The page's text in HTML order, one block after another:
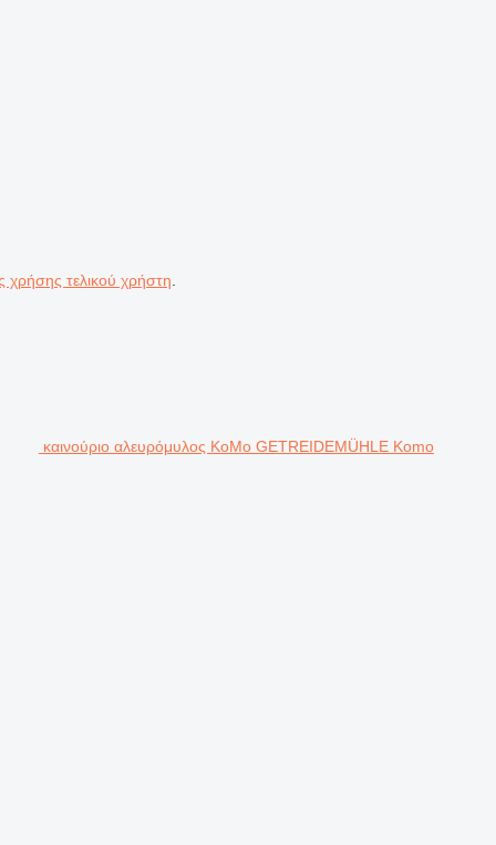
χρήσης τελικού χρήστη
καινούριο αλευρόμυλος KoMo GETREIDEMÜHLE Komo